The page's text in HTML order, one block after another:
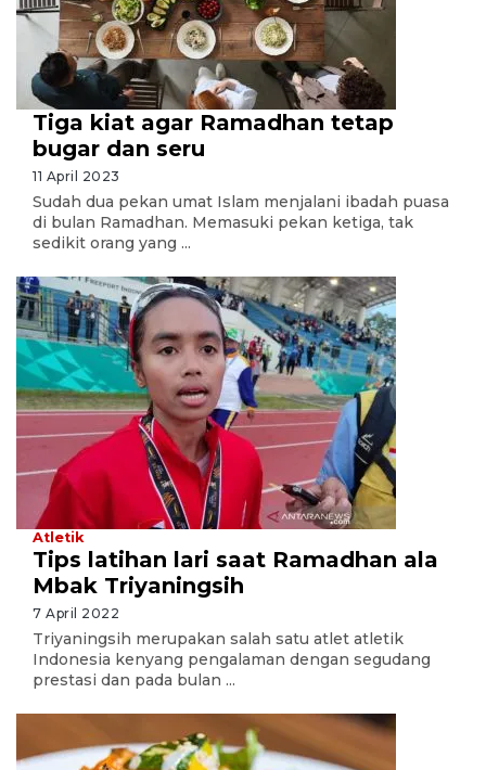
Tiga kiat agar Ramadhan tetap
bugar dan seru
11 April 2023
Sudah dua pekan umat Islam menjalani ibadah puasa
di bulan Ramadhan. Memasuki pekan ketiga, tak
sedikit orang yang ...
Atletik
Tips latihan lari saat Ramadhan ala
Mbak Triyaningsih
7 April 2022
Triyaningsih merupakan salah satu atlet atletik
Indonesia kenyang pengalaman dengan segudang
prestasi dan pada bulan ...